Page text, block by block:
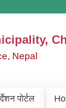
Nepal
पोर्टल